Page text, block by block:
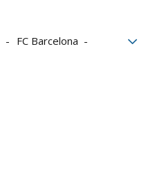
FC Barcelona